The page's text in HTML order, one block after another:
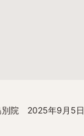
別院 2025年9月5日